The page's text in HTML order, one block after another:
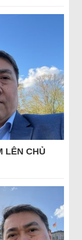
LÊN CHỦ